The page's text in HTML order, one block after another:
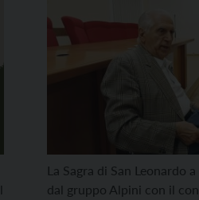
La Sagra di San Leonardo
dal gruppo Alpini con il